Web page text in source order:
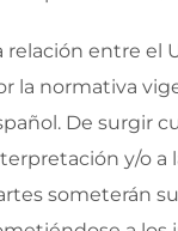
relación entre el
la normativa
De surgir
y/o a
someterán